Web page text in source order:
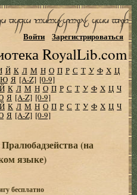
RoyalLib.com
Войти Зарегистрироваться
Й К Л М Н О П Р С Т У Ф Х Ц
Ю Я [A-Z] [0-9]
Й К Л М Н О П Р С Т У Ф Х Ц Ч
Я [A-Z] [0-9]
Й К Л М Н О П Р С Т У Ф Х Ц Ч
Я [A-Z] [0-9]
(на
языке)
бесплатно